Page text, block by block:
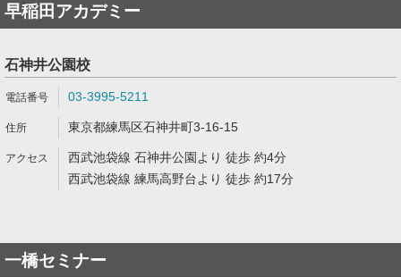
早稲田アカデミー
石神井公園校
03-3995-5211
東京都練馬区石神井町3-16-15
西武池袋線 石神井公園より 徒歩 約4分
西武池袋線 練馬高野台より 徒歩 約17分
一橋セミナー